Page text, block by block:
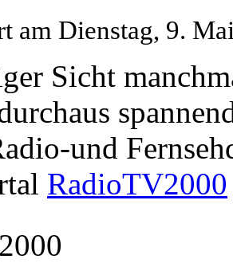
am Dienstag, 9.
Sicht
und
RadioTV2000